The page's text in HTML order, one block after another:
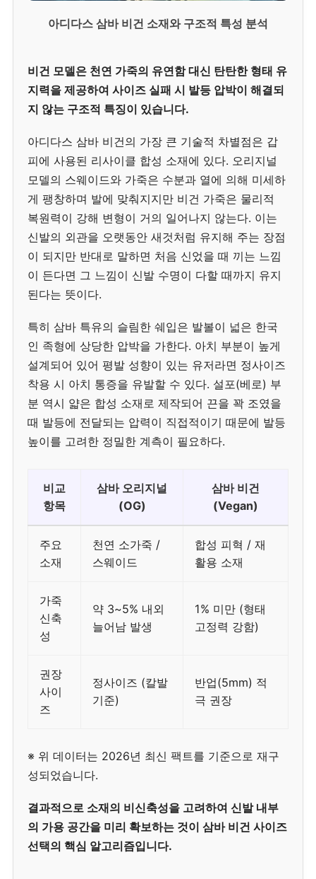
아디다스 삼바 비건 소재와 구조적 특성 분석
비건 모델은 천연 가죽의 유연함 대신 탄탄한 형태 유
지력을 제공하여 사이즈 실패 시 발등 압박이 해결되
지 않는 구조적 특징이 있습니다.
아디다스 삼바 비건의 가장 큰 기술적 차별점은 갑
피에 사용된 리사이클 합성 소재에 있다. 오리지널
모델의 스웨이드와 가죽은 수분과 열에 의해 미세하
게 팽창하며 발에 맞춰지지만 비건 가죽은 물리적
복원력이 강해 변형이 거의 일어나지 않는다. 이는
신발의 외관을 오랫동안 새것처럼 유지해 주는 장점
이 되지만 반대로 말하면 처음 신었을 때 끼는 느낌
이 든다면 그 느낌이 신발 수명이 다할 때까지 유지
된다는 뜻이다.
특히 삼바 특유의 슬림한 쉐입은 발볼이 넓은 한국
인 족형에 상당한 압박을 가한다. 아치 부분이 높게
설계되어 있어 평발 성향이 있는 유저라면 정사이즈
착용 시 아치 통증을 유발할 수 있다. 설포(베로) 부
분 역시 얇은 합성 소재로 제작되어 끈을 꽉 조였을
때 발등에 전달되는 압력이 직접적이기 때문에 발등
높이를 고려한 정밀한 계측이 필요하다.
비교
항목
삼바 오리지널
(OG)
삼바 비건
(Vegan)
주요
소재
천연 소가죽 /
스웨이드
합성 피혁 / 재
활용 소재
가죽
신축
성
약 3~5% 내외
늘어남 발생
1% 미만 (형태
고정력 강함)
권장
사이
즈
정사이즈 (칼발
기준)
반업(5mm) 적
극 권장
※ 위 데이터는 2026년 최신 팩트를 기준으로 재구
성되었습니다.
결과적으로 소재의 비신축성을 고려하여 신발 내부
의 가용 공간을 미리 확보하는 것이 삼바 비건 사이즈
선택의 핵심 알고리즘입니다.